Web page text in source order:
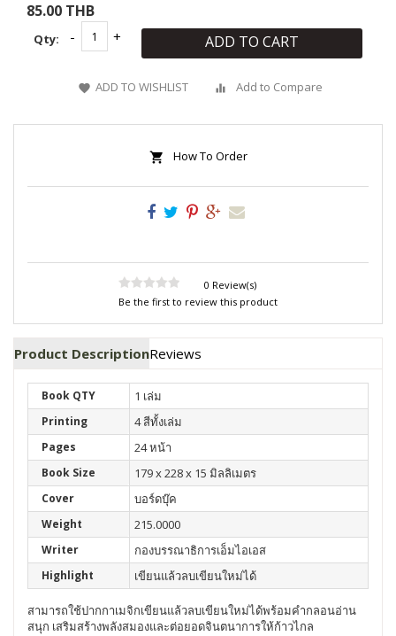
85.00 THB
Qty: ADD TO CART
ADD TO WISHLIST Add to Compare
How To Order
0 Review(s)
Be the first to review this product
Product DescriptionReviews
Book QTY 1 เล่ม
Printing 4 สีทั้งเล่ม
Pages 24 หน้า
Book Size 179 x 228 x 15 มิลลิเมตร
Cover บอร์ดบุ๊ค
Weight 215.0000
Writer กองบรรณาธิการเอ็มไอเอส
Highlight เขียนแล้วลบเขียนใหม่ได้
สามารถใช้ปากกาเมจิกเขียนแล้วลบเขียนใหม่ได้พร้อมคำกลอนอ่าน
สนุก เสริมสร้างพลังสมองและต่อยอดจินตนาการให้ก้าวไกล